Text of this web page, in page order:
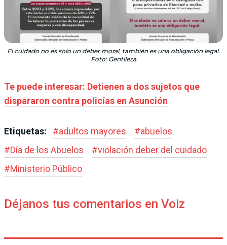
El cuidado no es solo un deber moral, también es una obligación legal.
Foto: Gentileza
Te puede interesar: Detienen a dos sujetos que
dispararon contra policías en Asunción
Etiquetas: #adultos mayores #abuelos
#Día de los Abuelos #violación deber del cuidado
#Ministerio Público
Déjanos tus comentarios en Voiz